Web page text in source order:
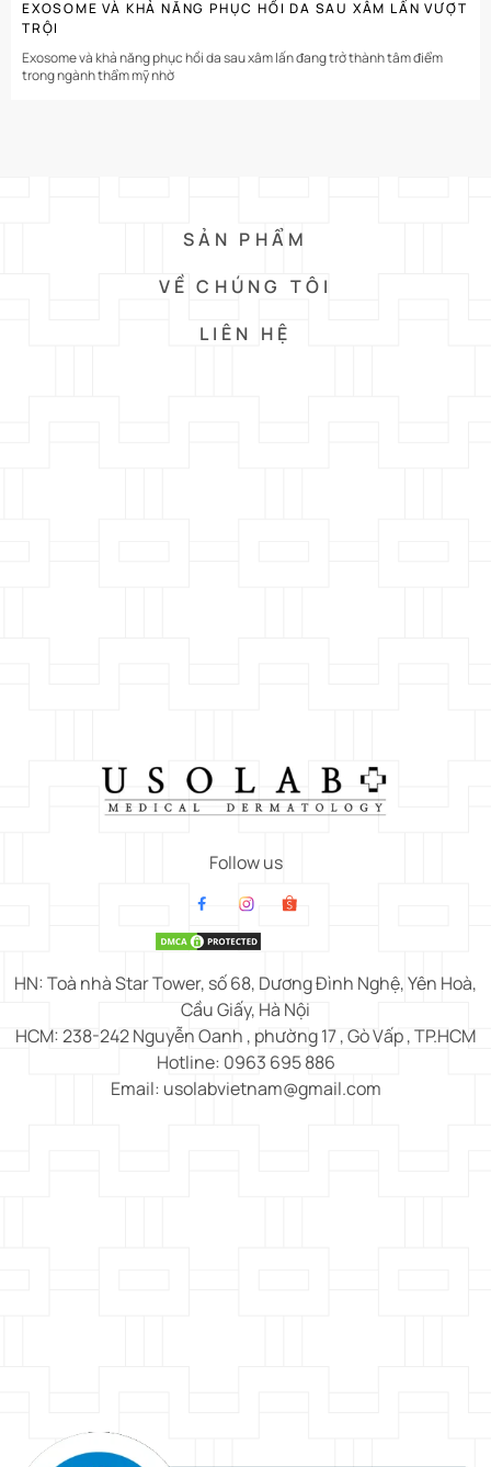
EXOSOME VÀ KHẢ NĂNG PHỤC HỒI DA SAU XÂM LẤN VƯỢT
TRỘI
Exosome và khả năng phục hồi da sau xâm lấn đang trở thành tâm điểm
trong ngành thẩm mỹ nhờ
SẢN PHẨM
VỀ CHÚNG TÔI
LIÊN HỆ
Follow us
HN: Toà nhà Star Tower, số 68, Dương Đình Nghệ, Yên Hoà,
Cầu Giấy, Hà Nội
HCM: 238-242 Nguyễn Oanh , phường 17 , Gò Vấp , TP.HCM
Hotline: 0963 695 886
Email: usolabvietnam@gmail.com